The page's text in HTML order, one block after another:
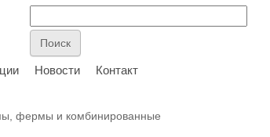
Новости Контакт
фермы и комбинированные